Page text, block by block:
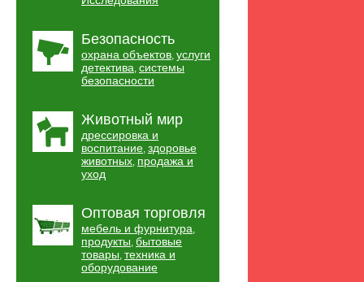
Безопасность
охрана объектов, услуги
детектива, системы
безопасности
Животный мир
дрессировка и
воспитание, здоровье
животных, продажа и
уход
Оптовая торговля
мебель и фурнитура,
продукты, бытовые
товары, техника и
оборудование